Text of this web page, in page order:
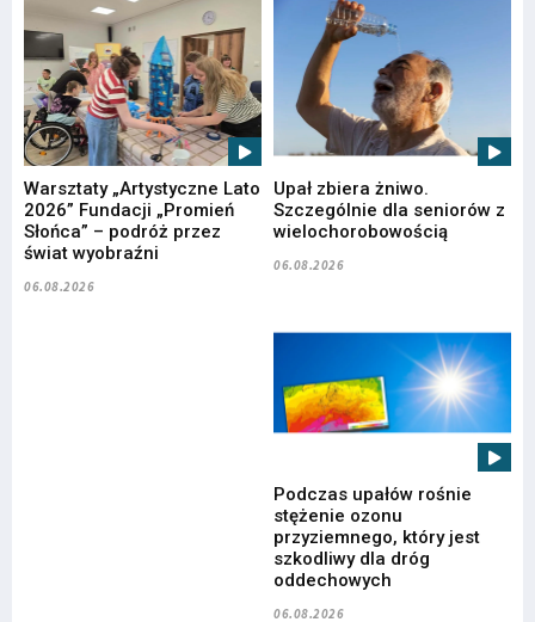
Warsztaty „Artystyczne Lato
2026” Fundacji „Promień
Słońca” – podróż przez
świat wyobraźni
06.08.2026
Upał zbiera żniwo.
Szczególnie dla seniorów z
wielochorobowością
06.08.2026
Podczas upałów rośnie
stężenie ozonu
przyziemnego, który jest
szkodliwy dla dróg
oddechowych
06.08.2026